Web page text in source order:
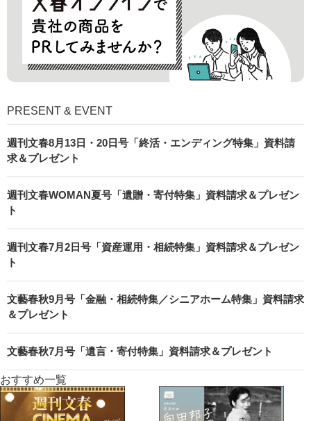
PRESENT & EVENT
週刊文春8月13日・20日号「終活・エンディング特集」資料請
求＆プレゼント
週刊文春WOMAN夏号「遺贈・寄付特集」資料請求＆プレゼン
ト
週刊文春7月2日号「資産運用・相続特集」資料請求＆プレゼン
ト
文藝春秋9月号「金融・相続特集／シニアホーム特集」資料請求
＆プレゼント
文藝春秋7月号「遺言・寄付特集」資料請求＆プレゼント
おすすめ一覧